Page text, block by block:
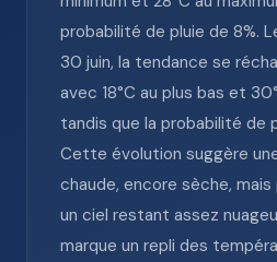
probabilité de pluie de 8%.
30 juin, la tendance se
avec 18°C au plus bas et
tandis que la probabilité de
Cette évolution suggère
chaude, encore sèche,
un ciel restant assez
marque un repli des